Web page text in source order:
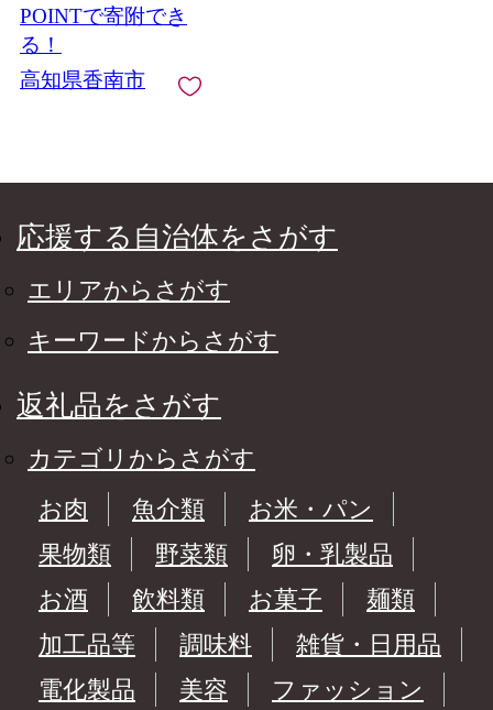
ぶり 小さめ 糖度 熨斗
のし対応可 贈り物 お
やつ サラダ フレッシ
ュ 新鮮 送料無料 産地
POINTで寄附でき
る！
高知県香南市
応援する自治体をさがす
エリアからさがす
キーワードからさがす
返礼品をさがす
カテゴリからさがす
お肉
魚介類
お米・パン
果物類
野菜類
卵・乳製品
お酒
飲料類 お菓子
麺類
加工品等
調味料
雑貨・日用品
電化製品
美容
ファッション